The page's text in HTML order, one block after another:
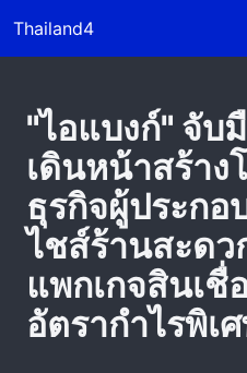
Thailand4
"ไอแบงก์" จับ
เดินหน้าสร้าง
ธุรกิจผู้ประก
ไชส์ร้านสะด
แพกเกจสินเ
อัตรากำไรพิเ